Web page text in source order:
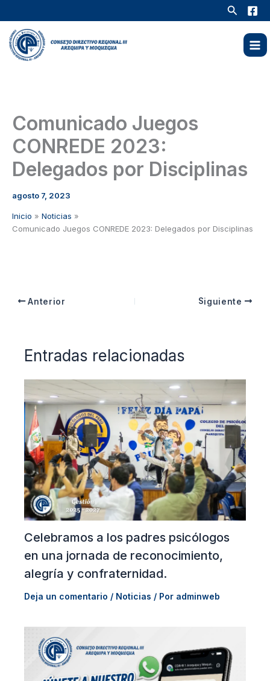
contenido
Buscar
Comunicado Juegos
CONREDE 2023:
Delegados por Disciplinas
agosto 7, 2023
Inicio
Noticias
Comunicado Juegos CONREDE 2023: Delegados por Disciplinas
Anterior Siguiente
Entradas relacionadas
Celebramos a los padres psicólogos
en una jornada de reconocimiento,
alegría y confraternidad.
Deja un comentario / Noticias / Por adminweb